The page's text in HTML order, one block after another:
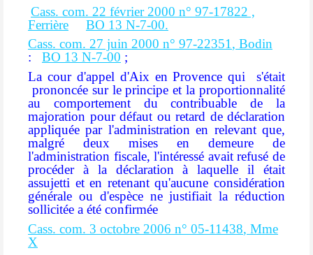
Cass. com. 22 février 2000 n° 97-17822 ,
Ferrière
BO 13 N-7-00.
Cass. com. 27 juin 2000 n° 97-22351, Bodin
: BO 13 N-7-00 ;
La cour d'appel d'Aix en Provence qui s'était
prononcée sur le principe et la proportionnalité
au comportement du contribuable de la
majoration pour défaut ou retard de déclaration
appliquée par l'administration en relevant que,
malgré deux mises en demeure de
l'administration fiscale, l'intéressé avait refusé de
procéder à la déclaration à laquelle il était
assujetti et en retenant qu'aucune considération
générale ou d'espèce ne justifiait la réduction
sollicitée a été confirmée
Cass. com. 3 octobre 2006 n° 05-11438, Mme
X